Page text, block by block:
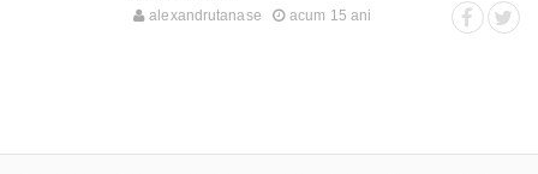
alexandrutanase acum 15 ani